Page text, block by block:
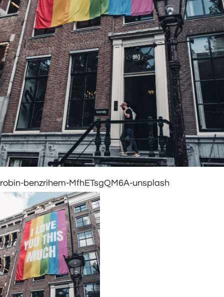
robin-benzrihem-MfhETsgQM6A-unsplash